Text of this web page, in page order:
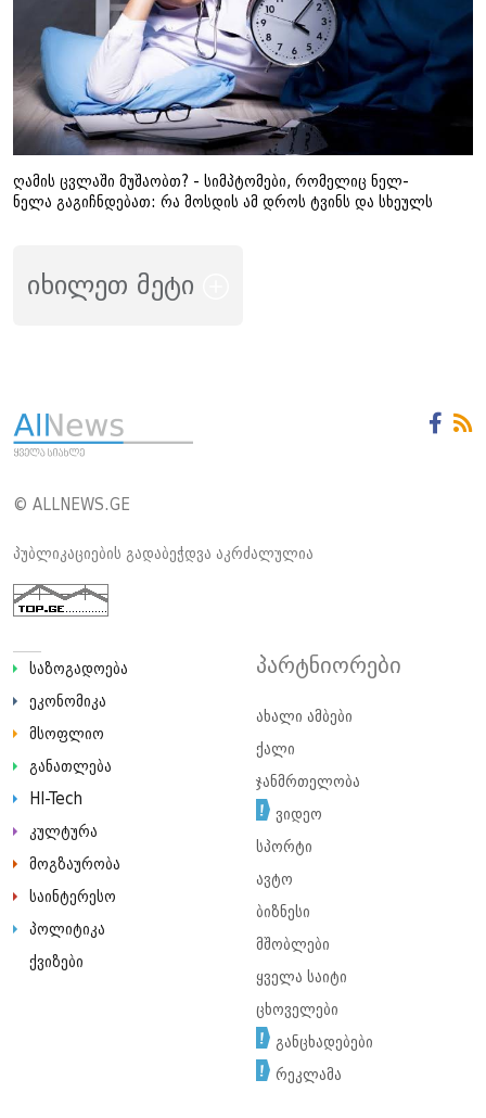
ღამის ცვლაში მუშაობთ? - სიმპტომები, რომელიც ნელ-
ნელა გაგიჩნდებათ: რა მოსდის ამ დროს ტვინს და სხეულს
იხილეთ მეტი
© ALLNEWS.GE
პუბლიკაციების გადაბეჭდვა აკრძალულია
საზოგადოება
ეკონომიკა
მსოფლიო
განათლება
HI-Tech
კულტურა
მოგზაურობა
საინტერესო
პოლიტიკა
ქვიზები
პარტნიორები
ახალი ამბები
ქალი
ჯანმრთელობა
ვიდეო
სპორტი
ავტო
ბიზნესი
მშობლები
ყველა საიტი
ცხოველები
განცხადებები
რეკლამა